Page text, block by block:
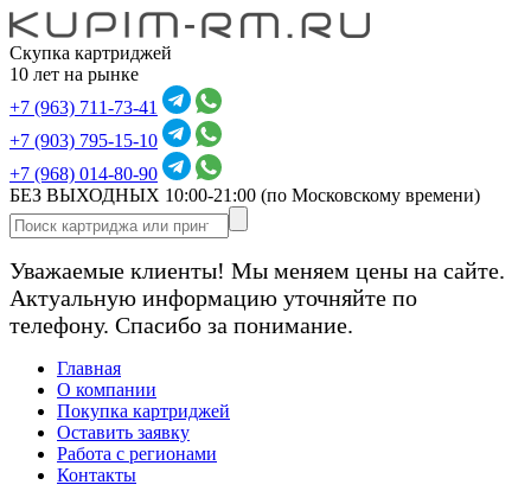
Скупка картриджей
10 лет на рынке
+7 (963) 711-73-41
+7 (903) 795-15-10
+7 (968) 014-80-90
БЕЗ ВЫХОДНЫХ 10:00-21:00 (по Московскому времени)
Уважаемые клиенты! Мы меняем цены на сайте.
Актуальную информацию уточняйте по
телефону. Спасибо за понимание.
Главная
О компании
Покупка картриджей
Оставить заявку
Работа с регионами
Контакты